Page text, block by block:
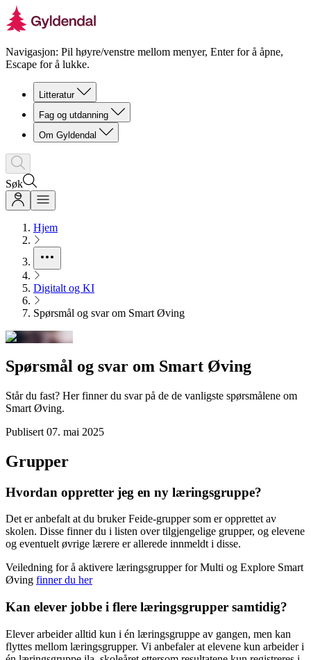
Navigasjon: Pil høyre/venstre mellom menyer, Enter for å åpne,
Escape for å lukke.
Litteratur
Fag og utdanning
Om Gyldendal
Søk
Hjem
Digitalt og KI
Spørsmål og svar om Smart Øving
Spørsmål og svar om Smart Øving
Står du fast? Her finner du svar på de de vanligste spørsmålene om
Smart Øving.
Publisert 07. mai 2025
Grupper
Hvordan oppretter jeg en ny læringsgruppe?
Det er anbefalt at du bruker Feide-grupper som er opprettet av
skolen. Disse finner du i listen over tilgjengelige grupper, og elevene
og eventuelt øvrige lærere er allerede innmeldt i disse.
Veiledning for å aktivere læringsgrupper for Multi og Explore Smart
Øving finner du her
Kan elever jobbe i flere læringsgrupper samtidig?
Elever arbeider alltid kun i én læringsgruppe av gangen, men kan
flyttes mellom læringsgrupper. Vi anbefaler at elevene kun arbeider i